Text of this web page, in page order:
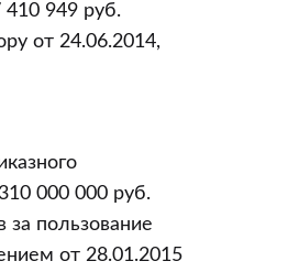
410 949 руб.
от 24.06.2014,
000 000 руб.
за пользование
от 28.01.2015